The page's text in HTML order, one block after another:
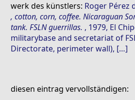
werk des künstlers: Roger Pérez
, cotton, corn, coffee. Nicaraguan
tank. FSLN guerrillas. , 1979, El
militarybase and secretariat of
Directorate, perimeter wall), […]
diesen eintrag vervollständigen: